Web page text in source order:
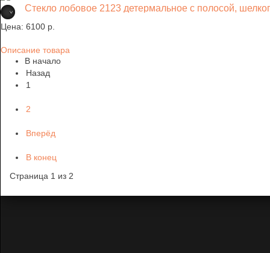
Стекло лобовое 2123 детермальное с полосой,
Цена: 6100 p.
Описание товара
В начало
Назад
1
2
Вперёд
В конец
Страница 1 из 2